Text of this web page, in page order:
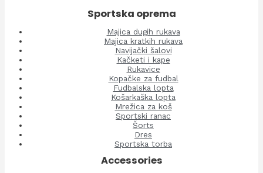
Sportska oprema
Majica dugih rukava
Majica kratkih rukava
Navijački šalovi
Kačketi i kape
Rukavice
Kopačke za fudbal
Fudbalska lopta
Košarkaška lopta
Mrežica za koš
Sportski ranac
Šorts
Dres
Sportska torba
Accessories